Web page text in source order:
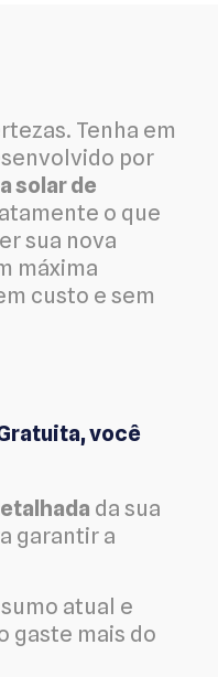
Tenha em
por
solar de
o que
sua nova
máxima
custo e sem
você
da sua
garantir a
atual e
gaste mais do